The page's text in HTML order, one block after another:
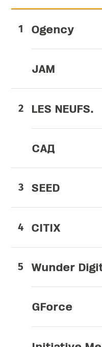
Ogency
JAM
LES NEUFS.
CАД
SEED
CITIX
Wunder
GForce